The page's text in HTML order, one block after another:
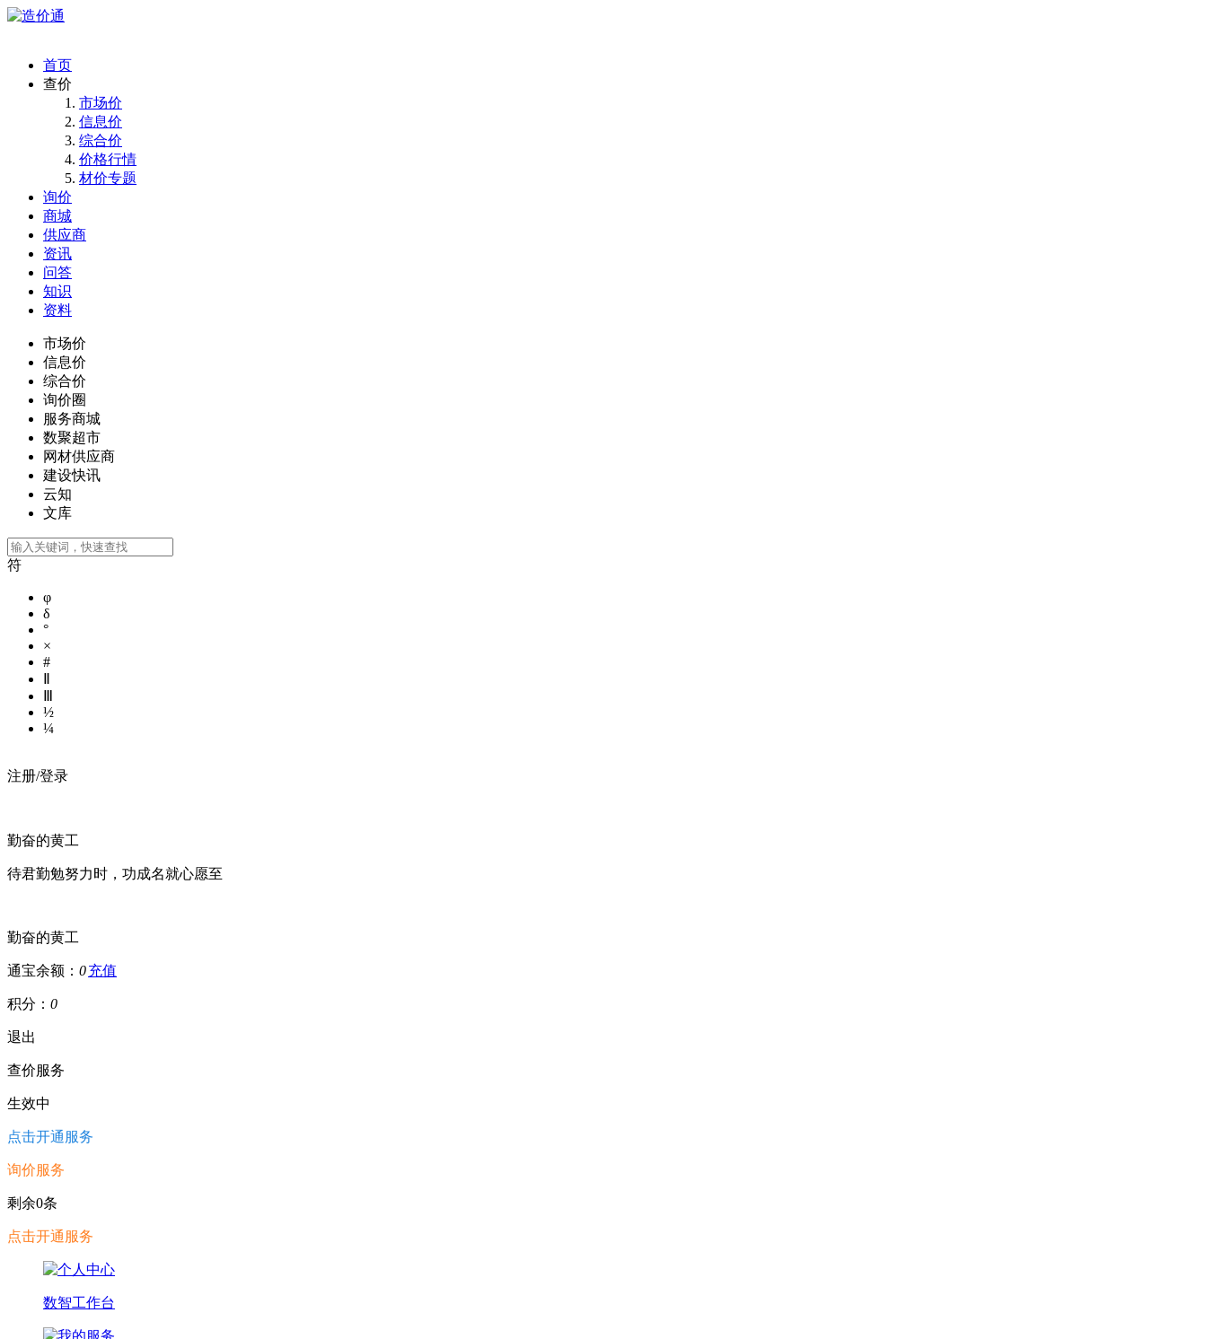
首页
查价
市场价
信息价
综合价
价格行情
材价专题
询价
商城
供应商
资讯
问答
知识
资料
市场价
信息价
综合价
询价圈
服务商城
数聚超市
网材供应商
建设快讯
云知
文库
符
φ
δ
°
×
#
½
¼
注册/登录
勤奋的黄工
待君勤勉努力时，功成名就心愿至
勤奋的黄工
通宝余额： 0充值
积分： 0
退出
查价服务
生效中
点击开通服务
询价服务
剩余0条
点击开通服务
数智工作台